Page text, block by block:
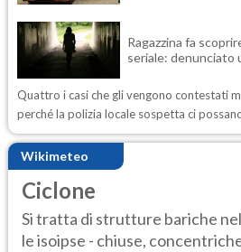
Ragazzina fa
seriale: denunciato
Quattro i casi che gli vengono contestati
perché la polizia locale sospetta ci
Wikimeteo
Ciclone
Si tratta di strutture bariche
le isoipse - chiuse,